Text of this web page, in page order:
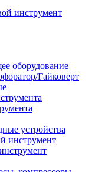
инструмент
оборудование
Гайковерт
устройства